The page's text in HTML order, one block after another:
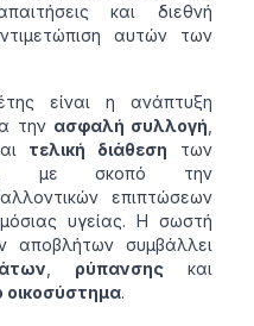
και διεθνή
αυτών των
είναι η ανάπτυξη
την ασφαλή συλλογή
τελική διάθεση των
με σκοπό την
επιπτώσεων
υγείας. Η σωστή
αποβλήτων συμβάλλει
ρύπανσηςκαι
.